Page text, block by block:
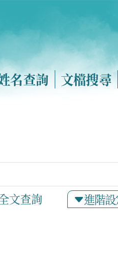
名查詢 文檔搜尋
文查詢 進階